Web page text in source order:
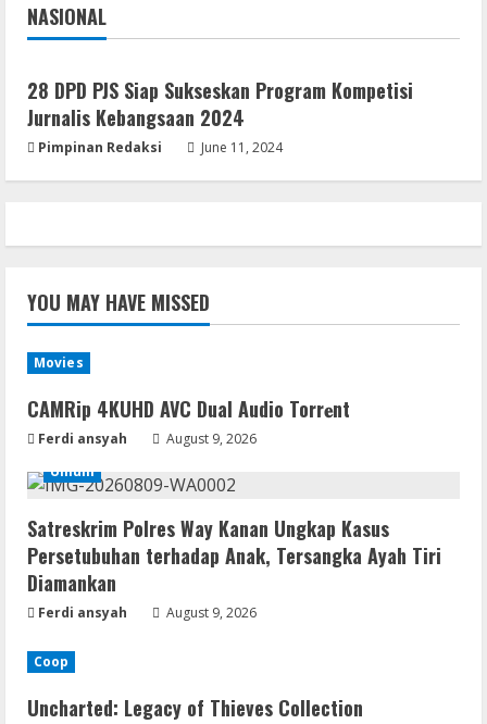
NASIONAL
Jakarta
28 DPD PJS Siap Sukseskan Program Kompetisi
Jurnalis Kebangsaan 2024
Pimpinan Redaksi June 11, 2024
YOU MAY HAVE MISSED
Movies
CAMRip 4KUHD AVC Dual Audio Torr𝐞nt
Ferdi ansyah
August 9, 2026
Umum
Satreskrim Polres Way Kanan Ungkap Kasus
Persetubuhan terhadap Anak, Tersangka Ayah Tiri
Diamankan
Ferdi ansyah August 9, 2026
Coop
Uncharted: Legacy of Thieves Collection